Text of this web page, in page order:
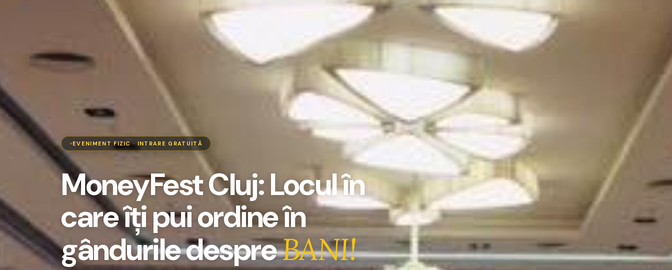
EVENIMENT FIZIC · INTRARE GRATUITĂ
MoneyFest Cluj: Locul în
care îți pui ordine în
gândurile despreBANI!